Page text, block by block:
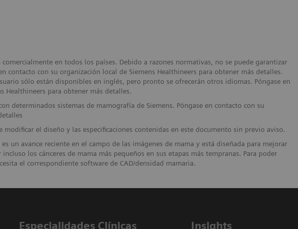
en todos los países. Debido a razones normativas, no se puede garantizar
contacto con su organización local de Siemens Healthineers para obtener más detalles.
sólo están disponibles en inglés, pero pronto se ofrecerán otros idiomas. Póngase en
Healthineers para obtener más detalles.
determinados sistemas de mamografía de Siemens. Póngase en contacto con su
modificar el diseño y las especificaciones contenidas en este documento sin previo aviso.
un avance reciente en el campo de las imágenes de mama y está diseñada para mejorar
los cánceres de mama más pequeños en sus etapas más tempranas. Para poder
el correspondiente software de CAD/densidad mamaria.
Especialidades Clínicas Insights